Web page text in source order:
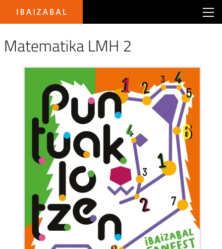
Matematika LMH 2